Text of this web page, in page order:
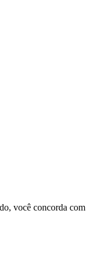
você concorda com